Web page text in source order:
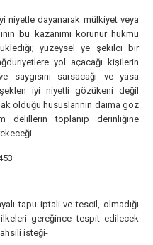
niyetle da­yanarak mülkiyet veya
bu kazanı­mı korunur hükmü
yüzeysel ye şekil­ci bir
yol açacağı kişilerin
sarsacağı ve yasa
iyi niyetli gözükeni değil
olduğu hususlarının daima göz
delillerin toplanıp derinliğine
tapu iptali ve tescil, olmadığı
gereğince tespit edilecek
isteği-